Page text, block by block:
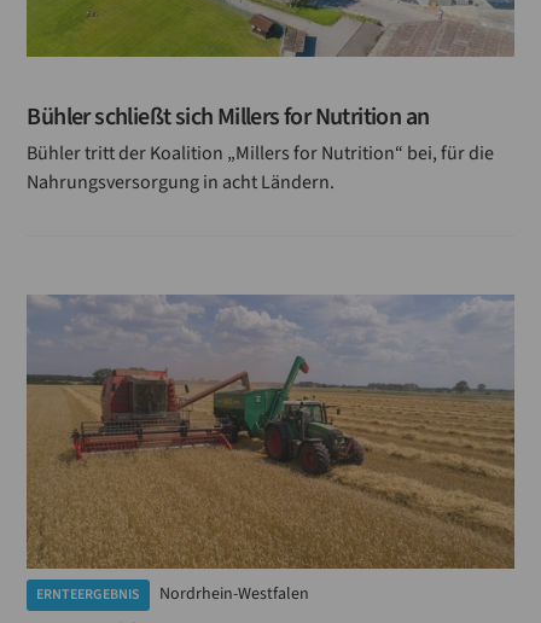
Bühler schließt sich Millers for Nutrition an
Bühler tritt der Koalition „Millers for Nutrition“ bei, für die
Nahrungsversorgung in acht Ländern.
ERNTEERGEBNIS Nordrhein-Westfalen